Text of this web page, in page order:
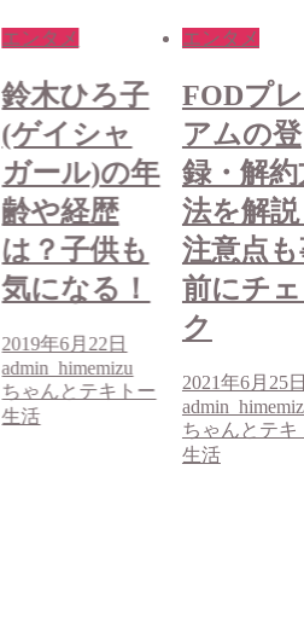
エンタメ
鈴木ひろ子
(ゲイシャ
ガール)の年
齢や経歴
は？子供も
気になる！
2019年6月22日
admin_himemizu
ちゃんとテキトー
生活
エンタメ
FODプ
アムの登
録・解
法を解
注意点
前にチ
ク
2021年6月25
ちゃんとテキ
生活